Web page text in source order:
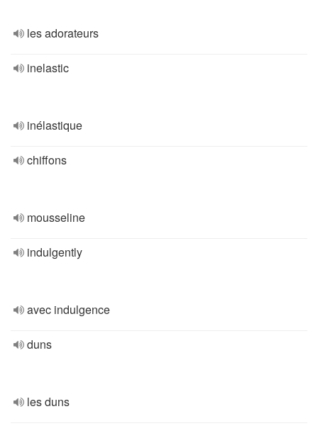
les adorateurs
inelastic
inélastique
chiffons
mousseline
indulgently
avec indulgence
duns
les duns